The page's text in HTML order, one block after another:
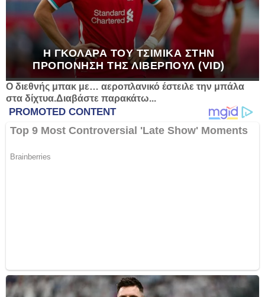
Η ΓΚΟΛΆΡΑ ΤΟΥ ΤΣΙΜΊΚΑ ΣΤΗΝ
ΠΡΟΠΌΝΗΣΗ ΤΗΣ ΛΊΒΕΡΠΟΥΛ (VID)
Ο διεθνής μπακ με… αεροπλανικό έστειλε την μπάλα
στα δίχτυα.Διαβάστε παρακάτω...